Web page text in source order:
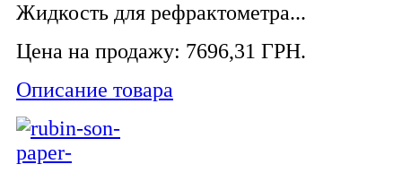
Жидкость для рефрактометра...
Цена на продажу: 7696,31 ГРН.
Описание товара